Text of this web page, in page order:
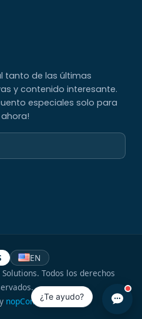
tanto de las últimas
y contenido interesante.
especiales solo para
EN
Todos los derechos
nopCommerce¿Te ayudo?